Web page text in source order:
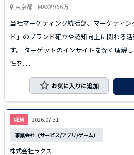
東京都 MAX 966万
当社マーケティング統括部、マーケティ
ド」のブランド確立や認知向上に関わる
す。 ターゲットのインサイトを深く理解
性を......
お気に入りに追加
NEW 2026.07.31
事業会社（サービス/アプリ/ゲーム）
株式会社ラクス